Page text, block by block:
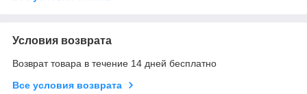
Условия возврата
Возврат товара в течение 14 дней бесплатно
Все условия возврата